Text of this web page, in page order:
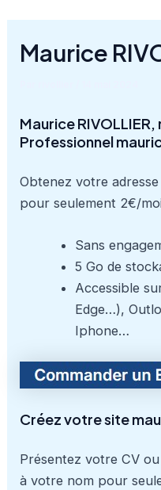
contenu
Maurice
Maurice
Professionnel
Obtenez votre
pour seulement 2€/
Sans
5 Go de
Accessible
Edge…),
Iphone…
Créez votre site
Présentez votre CV
à votre nom pour